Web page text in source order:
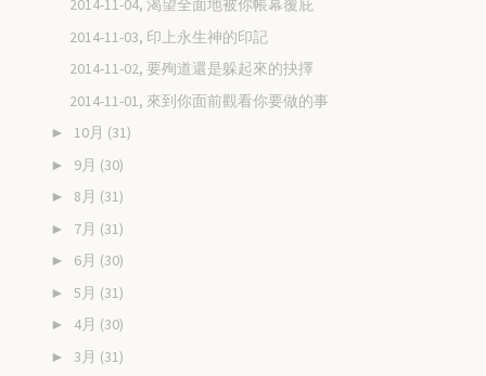
2014-11-04, 渴望全面地被你帳幕覆庇
2014-11-03, 印上永生神的印記
2014-11-02, 要殉道還是躲起來的抉擇
2014-11-01, 來到你面前觀看你要做的事
► 10月 (31)
► 9月 (30)
► 8月 (31)
► 7月 (31)
► 6月 (30)
► 5月 (31)
► 4月 (30)
► 3月 (31)